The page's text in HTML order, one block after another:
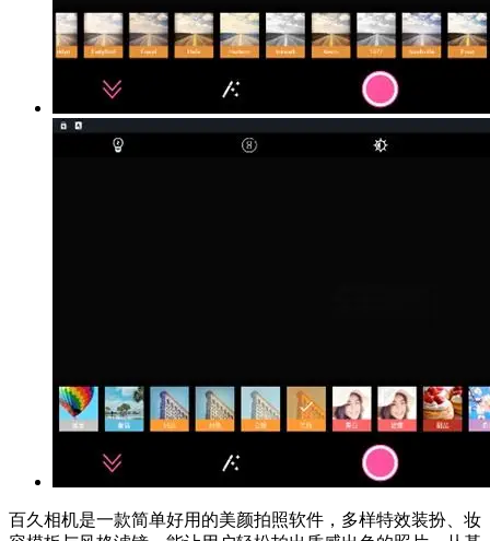
百久相机是一款简单好用的美颜拍照软件，多样特效装扮、妆